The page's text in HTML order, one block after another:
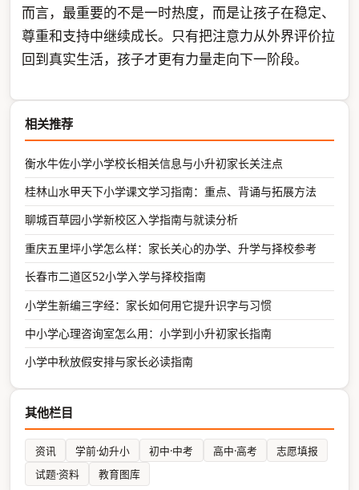
而言，最重要的不是一时热度，而是让孩子在稳定、
尊重和支持中继续成长。只有把注意力从外界评价拉
回到真实生活，孩子才更有力量走向下一阶段。
相关推荐
衡水牛佐小学小学校长相关信息与小升初家长关注点
桂林山水甲天下小学课文学习指南：重点、背诵与拓展方法
聊城百草园小学新校区入学指南与就读分析
重庆五里坪小学怎么样：家长关心的办学、升学与择校参考
长春市二道区52小学入学与择校指南
小学生新编三字经：家长如何用它提升识字与习惯
中小学心理咨询室怎么用：小学到小升初家长指南
小学中秋放假安排与家长必读指南
其他栏目
资讯 学前·幼升小 初中·中考 高中·高考
志愿填报
试题·资料
教育图库